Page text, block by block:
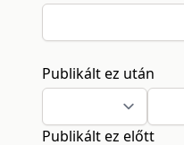
Publikált ez után
Publikált ez előtt